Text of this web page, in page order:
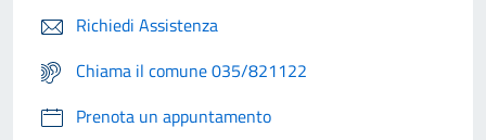
Richiedi Assistenza
Chiama il comune 035/821122
Prenota un appuntamento